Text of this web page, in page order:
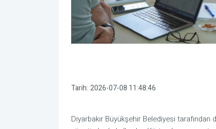
Tarih: 2026-07-08 11:48:46
Diyarbakır Büyükşehir Belediyesi tarafından